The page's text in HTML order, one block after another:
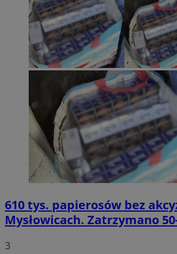
610 tys. papierosów bez
Mysłowicach. Zatrzymano
3